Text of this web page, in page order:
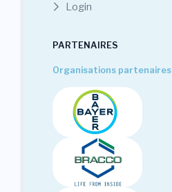
Login
PARTENAIRES
Organisations partenaires